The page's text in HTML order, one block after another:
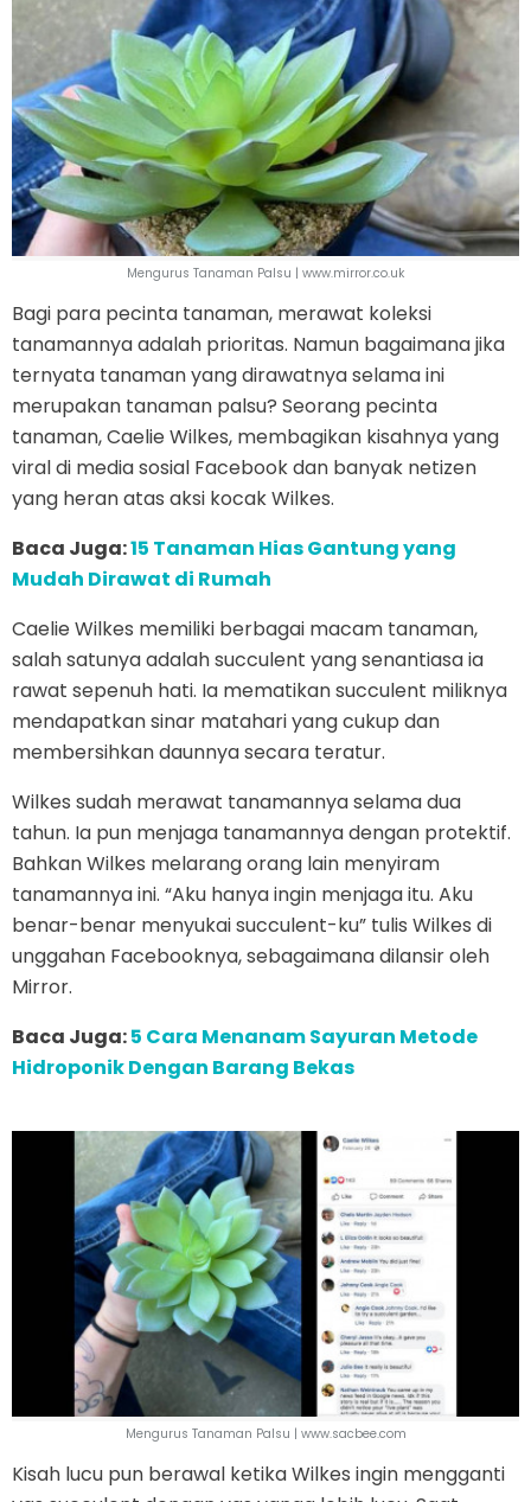
Mengurus Tanaman Palsu | www.mirror.co.uk
Bagi para pecinta tanaman, merawat koleksi
tanamannya adalah prioritas. Namun bagaimana jika
ternyata tanaman yang dirawatnya selama ini
merupakan tanaman palsu? Seorang pecinta
tanaman, Caelie Wilkes, membagikan kisahnya yang
viral di media sosial Facebook dan banyak netizen
yang heran atas aksi kocak Wilkes.
Baca Juga:15 Tanaman Hias Gantung yang
Mudah Dirawat di Rumah
Caelie Wilkes memiliki berbagai macam tanaman,
salah satunya adalah succulent yang senantiasa ia
rawat sepenuh hati. Ia mematikan succulent miliknya
mendapatkan sinar matahari yang cukup dan
membersihkan daunnya secara teratur.
Wilkes sudah merawat tanamannya selama dua
tahun. Ia pun menjaga tanamannya dengan protektif.
Bahkan Wilkes melarang orang lain menyiram
tanamannya ini. “Aku hanya ingin menjaga itu. Aku
benar-benar menyukai succulent-ku” tulis Wilkes di
unggahan Facebooknya, sebagaimana dilansir oleh
Mirror.
Baca Juga:5 Cara Menanam Sayuran Metode
Hidroponik Dengan Barang Bekas
Mengurus Tanaman Palsu | www.sacbee.com
Kisah lucu pun berawal ketika Wilkes ingin mengganti